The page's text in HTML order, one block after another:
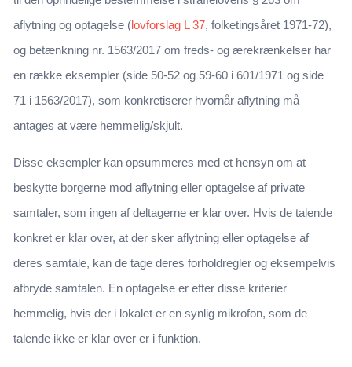
aflytning og optagelse (lovforslag L 37, folketingsåret 1971-72),
og betænkning nr. 1563/2017 om freds- og ærekrænkelser har
en række eksempler (side 50-52 og 59-60 i 601/1971 og side
71 i 1563/2017), som konkretiserer hvornår aflytning må
antages at være hemmelig/skjult.
Disse eksempler kan opsummeres med et hensyn om at
beskytte borgerne mod aflytning eller optagelse af private
samtaler, som ingen af deltagerne er klar over. Hvis de talende
konkret er klar over, at der sker aflytning eller optagelse af
deres samtale, kan de tage deres forholdregler og eksempelvis
afbryde samtalen. En optagelse er efter disse kriterier
hemmelig, hvis der i lokalet er en synlig mikrofon, som de
talende ikke er klar over er i funktion.